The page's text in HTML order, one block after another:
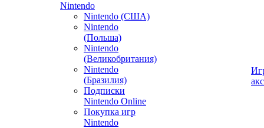
Nintendo
Nintendo (США)
Nintendo
(Польша)
Nintendo
(Великобритания)
Nintendo
(Бразилия)
Подписки
Nintendo Online
Покупка игр
Nintendo